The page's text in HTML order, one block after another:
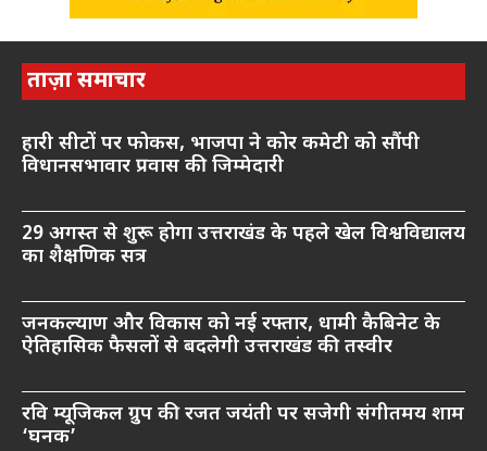
ताज़ा समाचार
हारी सीटों पर फोकस, भाजपा ने कोर कमेटी को सौंपी
विधानसभावार प्रवास की जिम्मेदारी
29 अगस्त से शुरू होगा उत्तराखंड के पहले खेल विश्वविद्यालय
का शैक्षणिक सत्र
जनकल्याण और विकास को नई रफ्तार, धामी कैबिनेट के
ऐतिहासिक फैसलों से बदलेगी उत्तराखंड की तस्वीर
रवि म्यूजिकल ग्रुप की रजत जयंती पर सजेगी संगीतमय शाम
‘घनक’